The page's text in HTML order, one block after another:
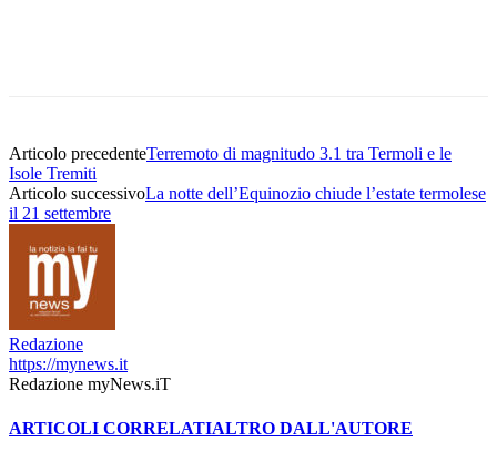
Articolo precedenteTerremoto di magnitudo 3.1 tra Termoli e le
Isole Tremiti
Articolo successivoLa notte dell’Equinozio chiude l’estate termolese
il 21 settembre
Redazione
https://mynews.it
Redazione myNews.iT
ARTICOLI CORRELATIALTRO DALL'AUTORE